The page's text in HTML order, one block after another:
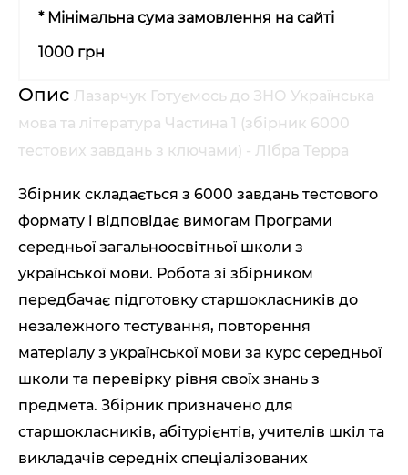
* Мінімальна сума замовлення на сайті
1000 грн
Опис Лазарчук Готуємось до ЗНО Українська
мова та література Частина 1 (збірник 6000
тестових завдань з ключами) - Лібра Терра
Збірник складається з 6000 завдань тестового
формату і відповідає вимогам Програми
середньої загальноосвітньої школи з
української мови. Робота зі збірником
передбачає підготовку старшокласників до
незалежного тестування, повторення
матеріалу з української мови за курс середньої
школи та перевірку рівня своїх знань з
предмета. Збірник призначено для
старшокласників, абітурієнтів, учителів шкіл та
викладачів середніх спеціалізованих